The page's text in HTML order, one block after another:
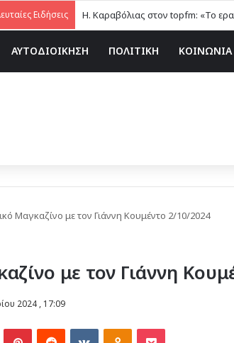
Ειδήσεις
ΑΥΤΟΔΙΟΙΚΗΣΗ ΠΟΛΙΤΙΚΗ ΚΟΙΝΩΝΙΑ
Μαγκαζίνο με τον Γιάννη Κουμέντο 2/10/2024
με τον Γιάννη
2024 , 17:09
PinterestReddit VKontakteOdnoklassniki
Pocket